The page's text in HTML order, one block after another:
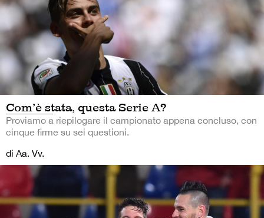
Com’è stata, questa Serie A?
Proviamo a riepilogare il campionato appena concluso, con
cinque firme su sei questioni.
di Aa. Vv.